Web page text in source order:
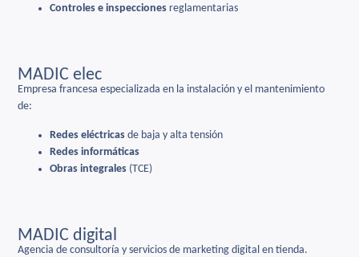
Controles e inspecciones reglamentarias
MADIC elec
Empresa francesa especializada en la instalación y el mantenimiento
de:
Redes eléctricas de baja y alta tensión
Redes informáticas
Obras integrales (TCE)
MADIC digital
Agencia de consultoría y servicios de marketing digital en tienda.